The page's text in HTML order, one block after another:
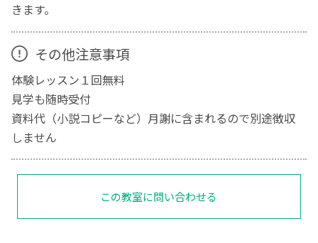
きます。
その他注意事項
体験レッスン１回無料
見学も随時受付
資料代（小説コピーなど）月謝に含まれるので別途徴収
しません
この教室に問い合わせる